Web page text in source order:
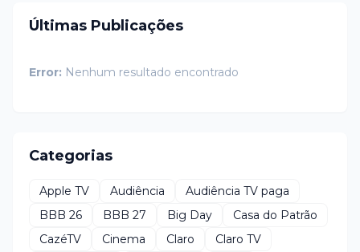
Últimas Publicações
Error: Nenhum resultado encontrado
Categorias
Apple TV Audiência
Audiência TV paga
BBB 26
BBB 27 Big Day
Casa do Patrão
CazéTV
Cinema Claro
Claro TV